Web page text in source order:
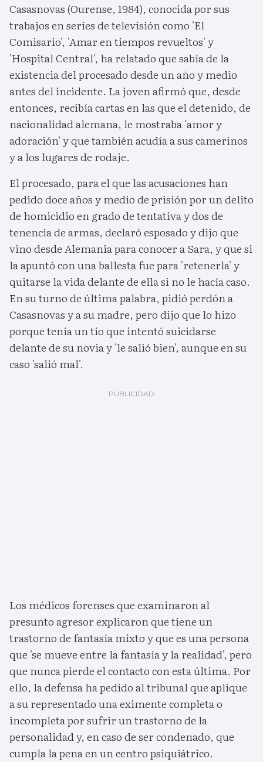
Casasnovas (Ourense, 1984), conocida por sus
trabajos en series de televisión como 'El
Comisario', 'Amar en tiempos revueltos' y
'Hospital Central', ha relatado que sabía de la
existencia del procesado desde un año y medio
antes del incidente. La joven afirmó que, desde
entonces, recibía cartas en las que el detenido, de
nacionalidad alemana, le mostraba 'amor y
adoración' y que también acudía a sus camerinos
y a los lugares de rodaje.
El procesado, para el que las acusaciones han
pedido doce años y medio de prisión por un delito
de homicidio en grado de tentativa y dos de
tenencia de armas, declaró esposado y dijo que
vino desde Alemania para conocer a Sara, y que si
la apuntó con una ballesta fue para 'retenerla' y
quitarse la vida delante de ella si no le hacía caso.
En su turno de última palabra, pidió perdón a
Casasnovas y a su madre, pero dijo que lo hizo
porque tenía un tío que intentó suicidarse
delante de su novia y 'le salió bien', aunque en su
caso 'salió mal'.
Los médicos forenses que examinaron al
presunto agresor explicaron que tiene un
trastorno de fantasía mixto y que es una persona
que 'se mueve entre la fantasía y la realidad', pero
que nunca pierde el contacto con esta última. Por
ello, la defensa ha pedido al tribunal que aplique
a su representado una eximente completa o
incompleta por sufrir un trastorno de la
personalidad y, en caso de ser condenado, que
cumpla la pena en un centro psiquiátrico.